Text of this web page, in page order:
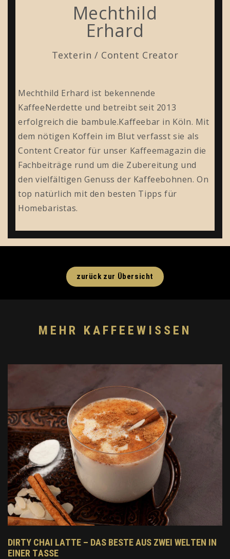
Mechthild
Erhard
Texterin / Content Creator
Mechthild Erhard ist bekennende
KaffeeNerdette und betreibt seit 2013
erfolgreich die bambule.Kaffeebar in Köln. Mit
dem nötigen Koffein im Blut verfasst sie als
Content Creator für unser Kaffeemagazin die
Fachbeiträge rund um die Zubereitung und
den vielfältigen Genuss der Kaffeebohnen. On
top natürlich mit den besten Tipps für
Homebaristas.
zurück zur Übersicht
MEHR KAFFEEWISSEN
DIRTY CHAI LATTE – DAS BESTE AUS ZWEI WELTEN IN
EINER TASSE